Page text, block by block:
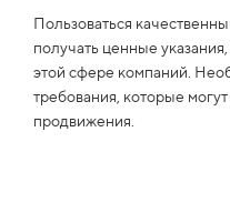
Пользоваться
получать ценные
этой сфере компаний.
требования, которые
продвижения.